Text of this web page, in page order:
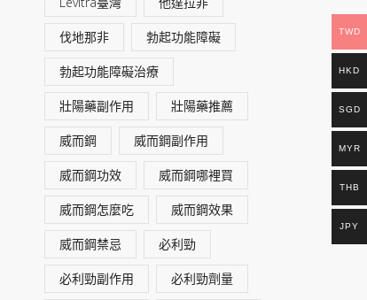
伐地那非 勃起功能障礙
勃起功能障礙治療
壯陽藥副作用 壯陽藥推薦
威而鋼 威而鋼副作用
威而鋼功效 威而鋼哪裡買
威而鋼怎麼吃 威而鋼效果
威而鋼禁忌 必利勁
必利勁副作用 必利勁劑量
TWD
HKD
SGD
MYR
THB
JPY